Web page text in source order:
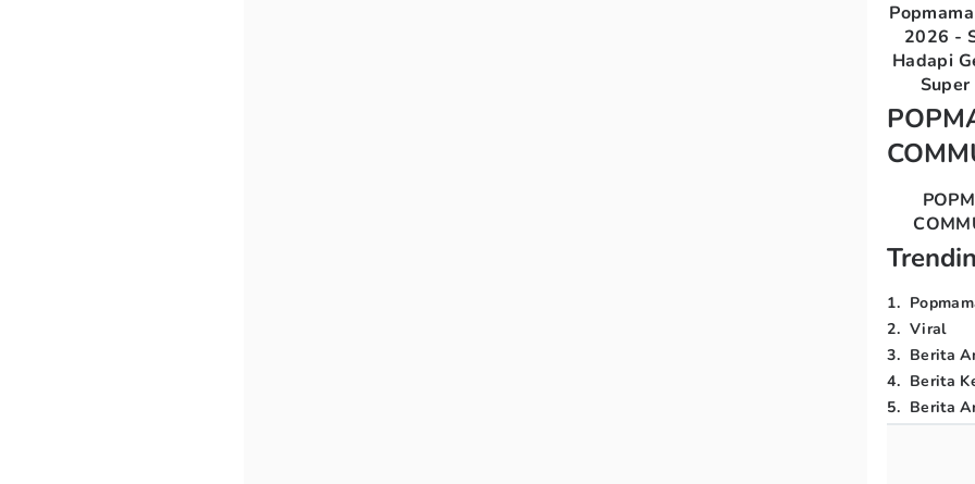
2026 -
Hadapi
1.
2. Viral
3. Berita
4. Berita
5. Berita